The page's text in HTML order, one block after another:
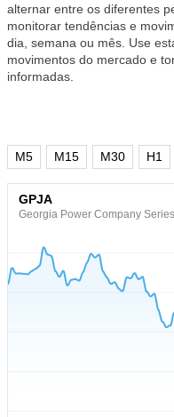
alternar entre os diferentes
monitorar tendências e
dia, semana ou mês. Use
movimentos do mercado e
informadas.
M5 M15 M30 H1
GPJA
Georgia Power Company